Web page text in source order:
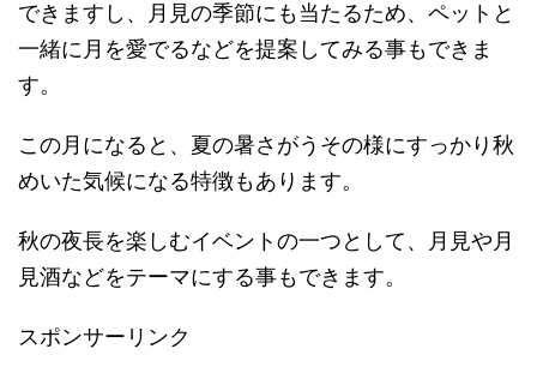
できますし、月見の季節にも当たるため、ペットと
一緒に月を愛でるなどを提案してみる事もできま
す。
この月になると、夏の暑さがうその様にすっかり秋
めいた気候になる特徴もあります。
秋の夜長を楽しむイベントの一つとして、月見や月
見酒などをテーマにする事もできます。
スポンサーリンク